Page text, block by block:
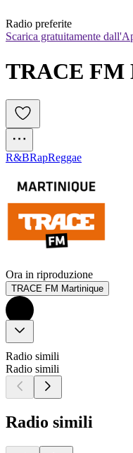
Radio preferite
Scarica gratuitamente
TRACE FM
R&BRapReggae
Ora in riproduzione
TRACE FM Martinique
Radio simili
Radio simili
Radio simili